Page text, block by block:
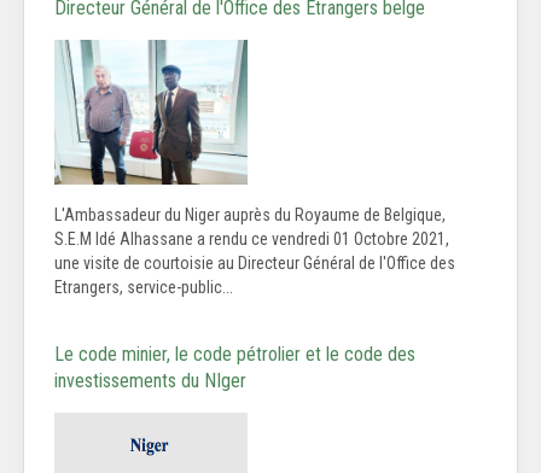
Directeur Général de l'Office des Etrangers belge
L'Ambassadeur du Niger auprès du Royaume de Belgique,
S.E.M Idé Alhassane a rendu ce vendredi 01 Octobre 2021,
une visite de courtoisie au Directeur Général de l'Office des
Etrangers, service-public...
Le code minier, le code pétrolier et le code des
investissements du NIger